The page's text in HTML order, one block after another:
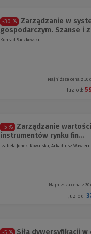
-30 %
Zarządzanie w
gospodarczym. Szanse i
Konrad Raczkowski
Najniższa cena z
Już od:
-5 %
Zarządzanie
instrumentów rynku fin...
Izabela Jonek-Kowalska, Arkadiusz
Najniższa cena z
Już od:
Siła dywersyfikacji w